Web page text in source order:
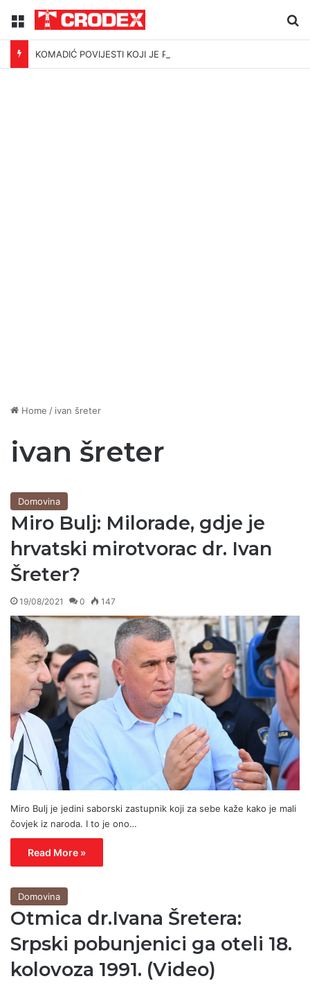
Menu
Home / ivan šreter
ivan šreter
Domovina
Miro Bulj: Milorade, gdje je
hrvatski mirotvorac dr. Ivan
Šreter?
19/08/2021 0 147
Miro Bulj je jedini saborski zastupnik koji za sebe kaže kako je mali
čovjek iz naroda. I to je ono…
Read More »
Domovina
Otmica dr.Ivana Šretera:
Srpski pobunjenici ga oteli 18.
kolovoza 1991. (Video)